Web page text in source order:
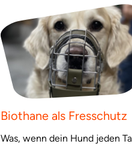
Biothane als Fresschutz
Was, wenn dein Hund jeden